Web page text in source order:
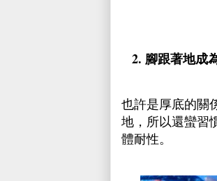
2. 腳跟著地成
也許是厚底的關
地，所以還蠻習
體耐性。